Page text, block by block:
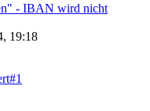
- IBAN wird nicht
19:18